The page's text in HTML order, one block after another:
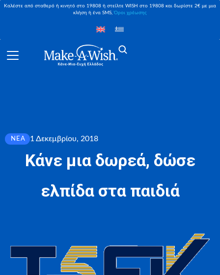
Καλέστε από σταθερό ή κινητό στο 19808 ή στείλτε WISH στο 19808 και δωρίστε 2€ με μια
κλήση ή ένα SMS,Όροι χρέωσης
ΝΈΑ 1 Δεκεμβρίου, 2018
Κάνε μια δωρεά, δώσε
ελπίδα στα παιδιά